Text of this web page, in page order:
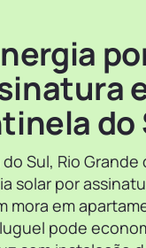
do
Sul, Rio Grande
solar por
mora em
pode